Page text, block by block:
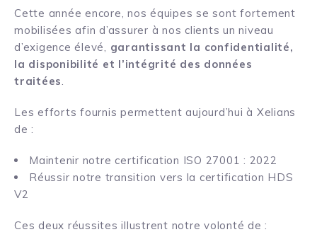
Cette année encore, nos équipes se sont fortement
mobilisées afin d’assurer à nos clients un niveau
d’exigence élevé, garantissant la confidentialité,
la disponibilité et l’intégrité des données
traitées.
Les efforts fournis permettent aujourd’hui à Xelians
de :
Maintenir notre certification ISO 27001 : 2022
Réussir notre transition vers la certification HDS
V2
Ces deux réussites illustrent notre volonté de :